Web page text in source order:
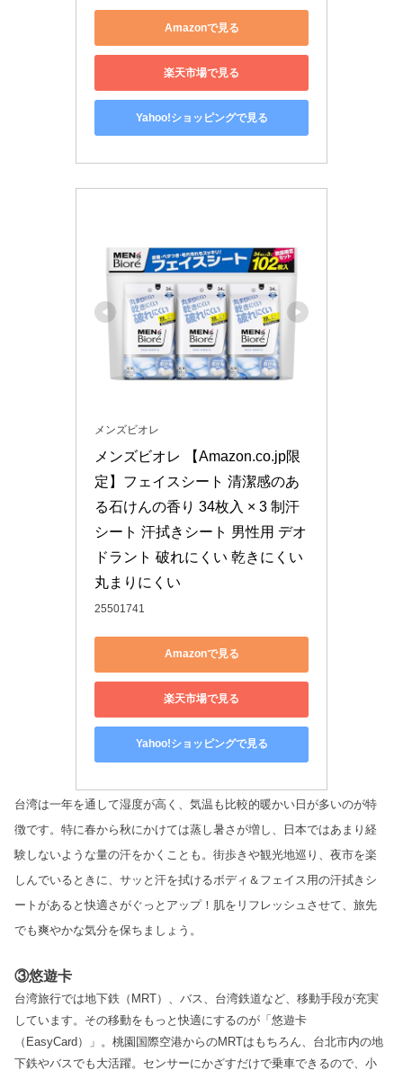
Amazonで見る
楽天市場で見る
Yahoo!ショッピングで見る
メンズビオレ
メンズビオレ 【Amazon.co.jp限
定】フェイスシート 清潔感のあ
る石けんの香り 34枚入 × 3 制汗
シート 汗拭きシート 男性用 デオ
ドラント 破れにくい 乾きにくい
丸まりにくい
25501741
Amazonで見る
楽天市場で見る
Yahoo!ショッピングで見る
台湾は一年を通して湿度が高く、気温も比較的暖かい日が多いのが特
徴です。特に春から秋にかけては蒸し暑さが増し、日本ではあまり経
験しないような量の汗をかくことも。街歩きや観光地巡り、夜市を楽
しんでいるときに、サッと汗を拭けるボディ＆フェイス用の汗拭きシ
ートがあると快適さがぐっとアップ！肌をリフレッシュさせて、旅先
でも爽やかな気分を保ちましょう。
③悠遊卡
台湾旅行では地下鉄（MRT）、バス、台湾鉄道など、移動手段が充実
しています。その移動をもっと快適にするのが「悠遊卡
（EasyCard）」。桃園国際空港からのMRTはもちろん、台北市内の地
下鉄やバスでも大活躍。センサーにかざすだけで乗車できるので、小